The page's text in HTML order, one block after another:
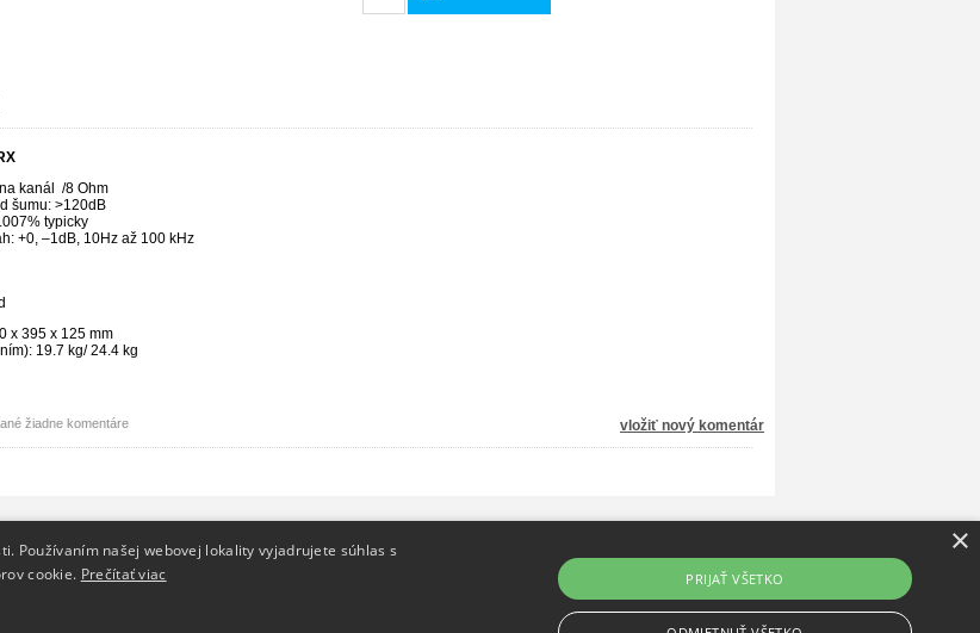
kanál /8 Ohm
šumu: >120dB
typicky
+0, –1dB, 10Hz až 100 kHz
x 395 x 125 mm
19.7 kg/ 24.4 kg
žiadne komentáre vložiť nový komentár
tovaru
poriadok
Kontakt ×
Používaním našej webovej lokality vyjadrujete súhlas s
cookie. Prečítať viac PRIJAŤ VŠETKO